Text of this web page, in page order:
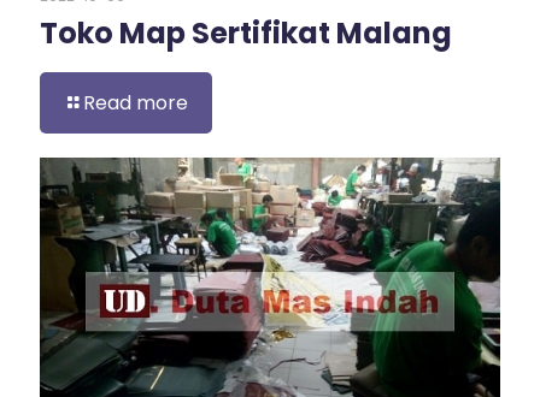
Toko Map Sertifikat Malang
Read more